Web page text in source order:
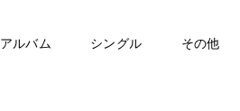
アルバム シングル その他